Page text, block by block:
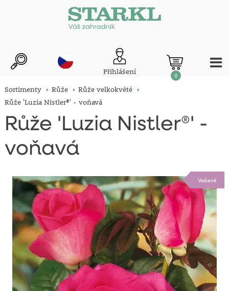
Přihlášení 0
Sortimenty Růže
Růže velkokvěté
Růže 'Luzia Nistler®' - voňavá
Růže 'Luzia Nistler®' -
voňavá
Voňavé